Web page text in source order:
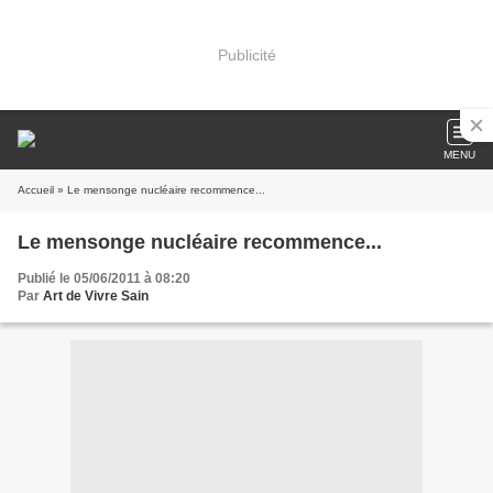
Publicité
MENU
Accueil » Le mensonge nucléaire recommence...
Le mensonge nucléaire recommence...
Publié le 05/06/2011 à 08:20
Par Art de Vivre Sain